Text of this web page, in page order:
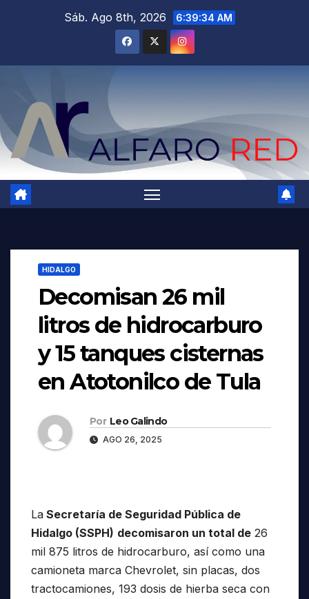
Sáb. Ago 8th, 2026 6:39:35 AM
HIDALGO
Decomisan 26 mil
litros de hidrocarburo
y 15 tanques cisternas
en Atotonilco de Tula
Por Leo Galindo
AGO 26, 2025
La Secretaría de Seguridad Pública de
Hidalgo (SSPH) decomisaron un total de 26
mil 875 litros de hidrocarburo, así como una
camioneta marca Chevrolet, sin placas, dos
tractocamiones, 193 dosis de hierba seca con